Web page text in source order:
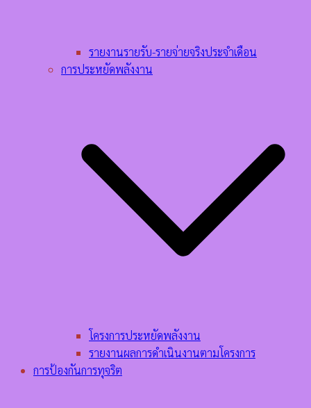
รายงานรายรับ-รายจ่ายจริงประจำเดือน
การประหยัดพลังงาน
โครงการประหยัดพลังงาน
รายงานผลการดำเนินงานตามโครงการ
การป้องกันการทุจริต